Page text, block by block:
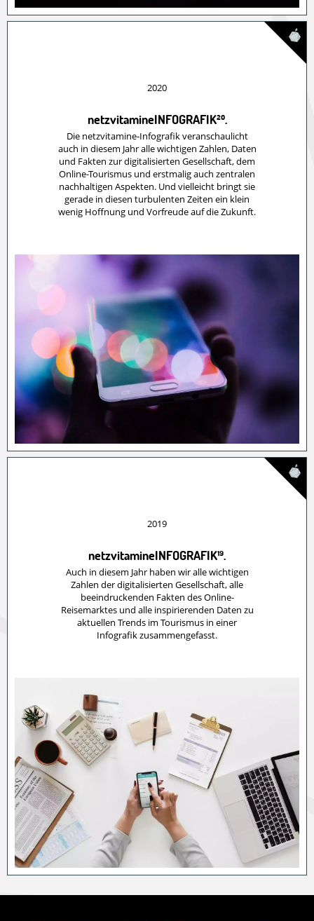
2020
netzvitamineINFOGRAFIK²⁰.
Die netzvitamine-Infografik veranschaulicht
auch in diesem Jahr alle wichtigen Zahlen, Daten
und Fakten zur digitalisierten Gesellschaft, dem
Online-Tourismus und erstmalig auch zentralen
nachhaltigen Aspekten. Und vielleicht bringt sie
gerade in diesen turbulenten Zeiten ein klein
wenig Hoffnung und Vorfreude auf die Zukunft.
2019
netzvitamineINFOGRAFIK¹⁹.
Auch in diesem Jahr haben wir alle wichtigen
Zahlen der digitalisierten Gesellschaft, alle
beeindruckenden Fakten des Online-
Reisemarktes und alle inspirierenden Daten zu
aktuellen Trends im Tourismus in einer
Infografik zusammengefasst.